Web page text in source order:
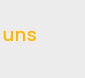
uns